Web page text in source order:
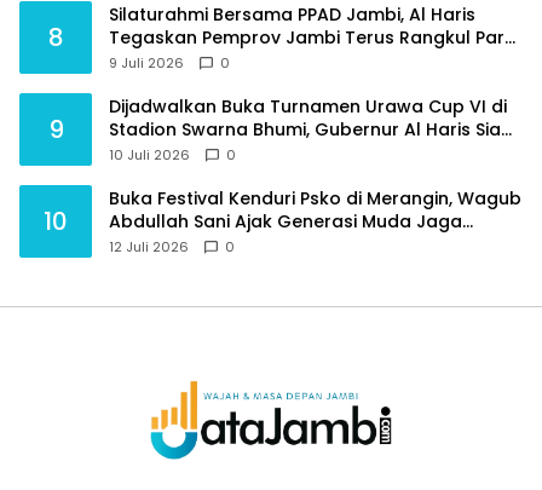
8
Silaturahmi Bersama PPAD Jambi, Al Haris
Tegaskan Pemprov Jambi Terus Rangkul Para
Purnawirawan
9 Juli 2026 0
9
Dijadwalkan Buka Turnamen Urawa Cup VI di
Stadion Swarna Bhumi, Gubernur Al Haris Siap
Berlaga Lawan Tim Urawa
10 Juli 2026 0
10
Buka Festival Kenduri Psko di Merangin, Wagub
Abdullah Sani Ajak Generasi Muda Jaga
Budaya dan Jauhi Narkoba
12 Juli 2026 0